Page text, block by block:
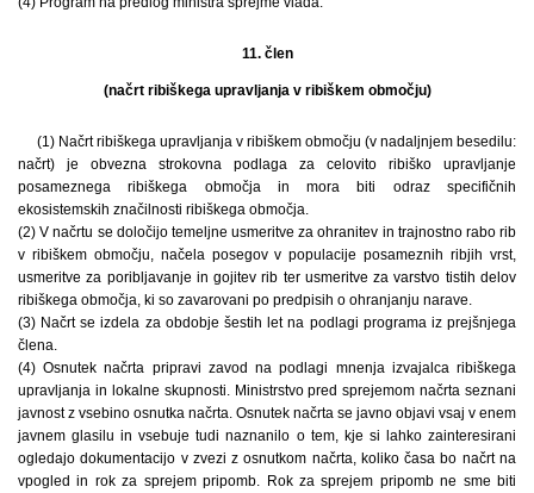
11. člen
(načrt ribiškega upravljanja v ribiškem območju)
(1) Načrt ribiškega upravljanja v ribiškem območju (v nadaljnjem besedilu:
načrt) je obvezna strokovna podlaga za celovito ribiško upravljanje
posameznega ribiškega območja in mora biti odraz specifičnih
ekosistemskih značilnosti ribiškega območja.
(2) V načrtu se določijo temeljne usmeritve za ohranitev in trajnostno rabo rib
v ribiškem območju, načela posegov v populacije posameznih ribjih vrst,
usmeritve za poribljavanje in gojitev rib ter usmeritve za varstvo tistih delov
ribiškega območja, ki so zavarovani po predpisih o ohranjanju narave.
(3) Načrt se izdela za obdobje šestih let na podlagi programa iz prejšnjega
člena.
(4) Osnutek načrta pripravi zavod na podlagi mnenja izvajalca ribiškega
upravljanja in lokalne skupnosti. Ministrstvo pred sprejemom načrta seznani
javnost z vsebino osnutka načrta. Osnutek načrta se javno objavi vsaj v enem
javnem glasilu in vsebuje tudi naznanilo o tem, kje si lahko zainteresirani
ogledajo dokumentacijo v zvezi z osnutkom načrta, koliko časa bo načrt na
vpogled in rok za sprejem pripomb. Rok za sprejem pripomb ne sme biti